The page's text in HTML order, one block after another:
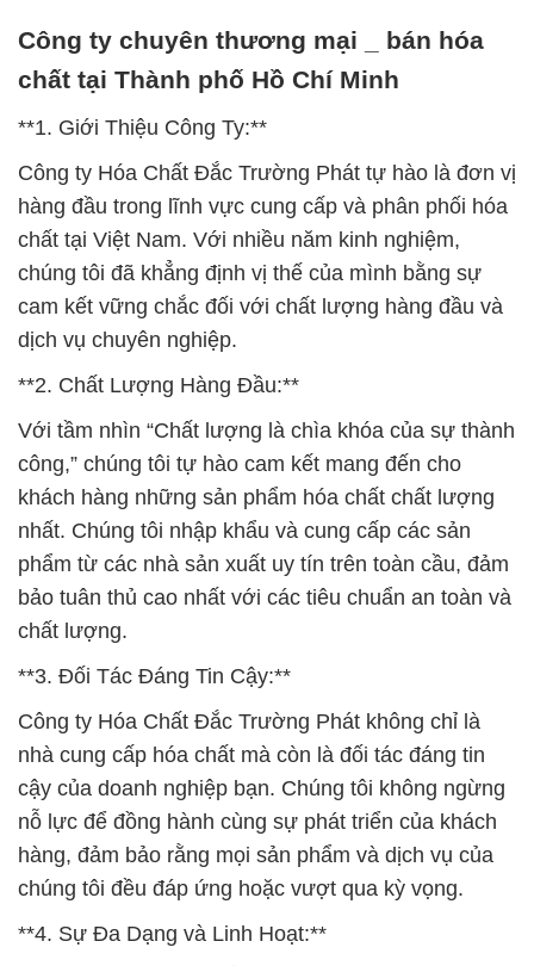
Công ty chuyên thương mại _ bán hóa
chất tại Thành phố Hồ Chí Minh
**1. Giới Thiệu Công Ty:**
Công ty Hóa Chất Đắc Trường Phát tự hào là đơn vị
hàng đầu trong lĩnh vực cung cấp và phân phối hóa
chất tại Việt Nam. Với nhiều năm kinh nghiệm,
chúng tôi đã khẳng định vị thế của mình bằng sự
cam kết vững chắc đối với chất lượng hàng đầu và
dịch vụ chuyên nghiệp.
**2. Chất Lượng Hàng Đầu:**
Với tầm nhìn “Chất lượng là chìa khóa của sự thành
công,” chúng tôi tự hào cam kết mang đến cho
khách hàng những sản phẩm hóa chất chất lượng
nhất. Chúng tôi nhập khẩu và cung cấp các sản
phẩm từ các nhà sản xuất uy tín trên toàn cầu, đảm
bảo tuân thủ cao nhất với các tiêu chuẩn an toàn và
chất lượng.
**3. Đối Tác Đáng Tin Cậy:**
Công ty Hóa Chất Đắc Trường Phát không chỉ là
nhà cung cấp hóa chất mà còn là đối tác đáng tin
cậy của doanh nghiệp bạn. Chúng tôi không ngừng
nỗ lực để đồng hành cùng sự phát triển của khách
hàng, đảm bảo rằng mọi sản phẩm và dịch vụ của
chúng tôi đều đáp ứng hoặc vượt qua kỳ vọng.
**4. Sự Đa Dạng và Linh Hoạt:**